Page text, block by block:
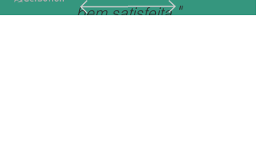
bem satisfeita."